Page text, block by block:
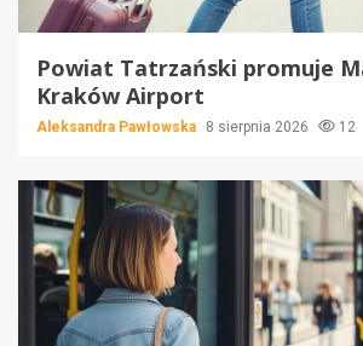
Powiat Tatrzański promuje
Kraków Airport
Aleksandra Pawłowska 8 sierpnia 2026 12